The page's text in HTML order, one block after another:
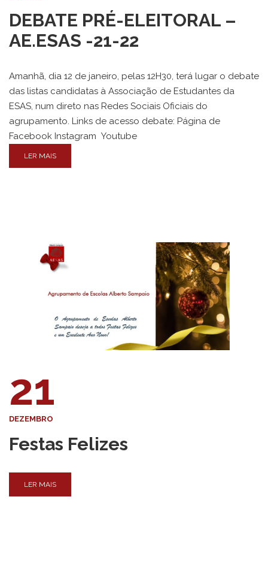
DEBATE PRÉ-ELEITORAL –
AE.ESAS -21-22
Amanhã, dia 12 de janeiro, pelas 12H30, terá lugar o debate
das listas candidatas à Associação de Estudantes da
ESAS, num direto nas Redes Sociais Oficiais do
agrupamento. Links de acesso debate: Página de
Facebook Instagram Youtube
LER MAIS
21
DEZEMBRO
Festas Felizes
LER MAIS